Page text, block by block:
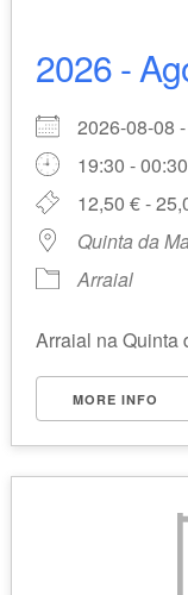
2026 -
2026-08-08
19:30 - 00:30
12,50 € -
Quinta da
Arraial
Arraial na Quinta
MORE INFO